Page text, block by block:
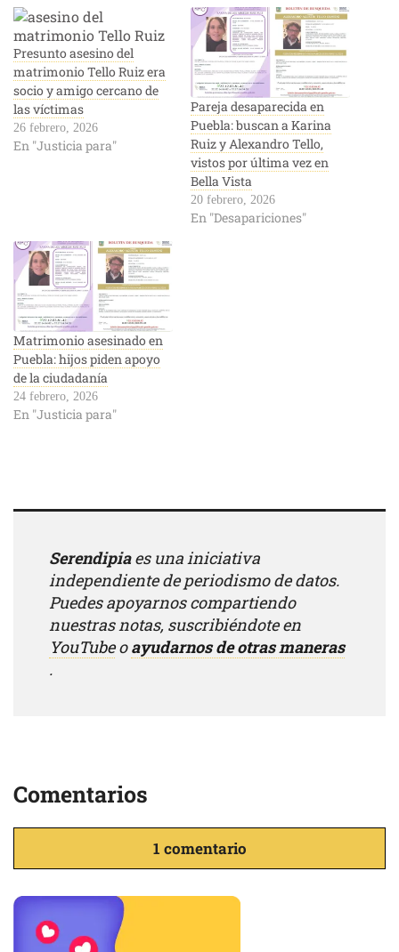
Presunto asesino del
matrimonio Tello Ruiz era
socio y amigo cercano de
las víctimas
26 febrero, 2026
En "Justicia para"
Pareja desaparecida en
Puebla: buscan a Karina
Ruiz y Alexandro Tello,
vistos por última vez en
Bella Vista
20 febrero, 2026
En "Desapariciones"
Matrimonio asesinado en
Puebla: hijos piden apoyo
de la ciudadanía
24 febrero, 2026
En "Justicia para"
Serendipiaes una iniciativa
independiente de periodismo de datos.
Puedes apoyarnos compartiendo
nuestras notas, suscribiéndote en
YouTubeoayudarnos de otras maneras
.
Comentarios
1 comentario